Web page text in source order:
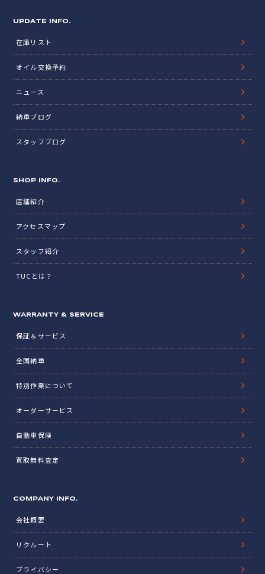
UPDATE INFO.
在庫リスト
オイル交換予約
ニュース
納車ブログ
スタッフブログ
SHOP INFO.
店舗紹介
アクセスマップ
スタッフ紹介
TUCとは？
WARRANTY & SERVICE
保証＆サービス
全国納車
特別作業について
オーダーサービス
自動車保険
買取無料査定
COMPANY INFO.
会社概要
リクルート
プライバシー